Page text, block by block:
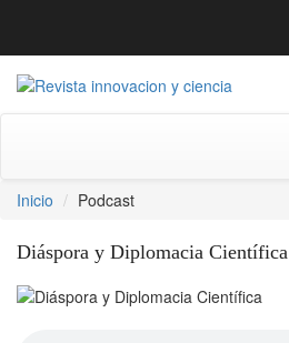
Inicio
Podcast
Diáspora y Diplomacia Científica